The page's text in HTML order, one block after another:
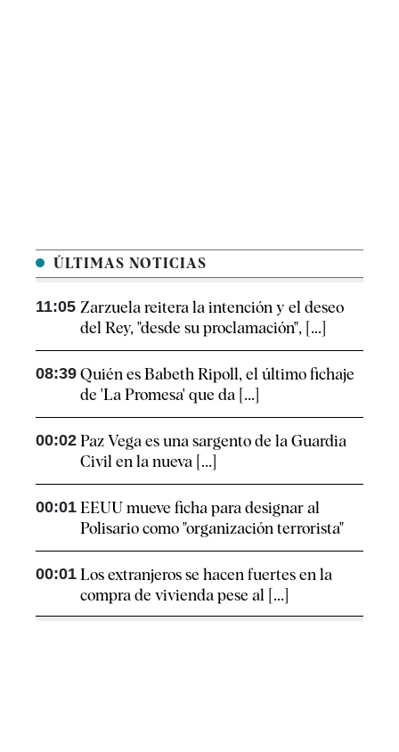
ÚLTIMAS NOTICIAS
11:05 Zarzuela reitera la intención y el deseo
del Rey, "desde su proclamación", [...]
08:39 Quién es Babeth Ripoll, el último fichaje
de 'La Promesa' que da [...]
00:02 Paz Vega es una sargento de la Guardia
Civil en la nueva [...]
00:01 EEUU mueve ficha para designar al
Polisario como "organización terrorista"
00:01 Los extranjeros se hacen fuertes en la
compra de vivienda pese al [...]